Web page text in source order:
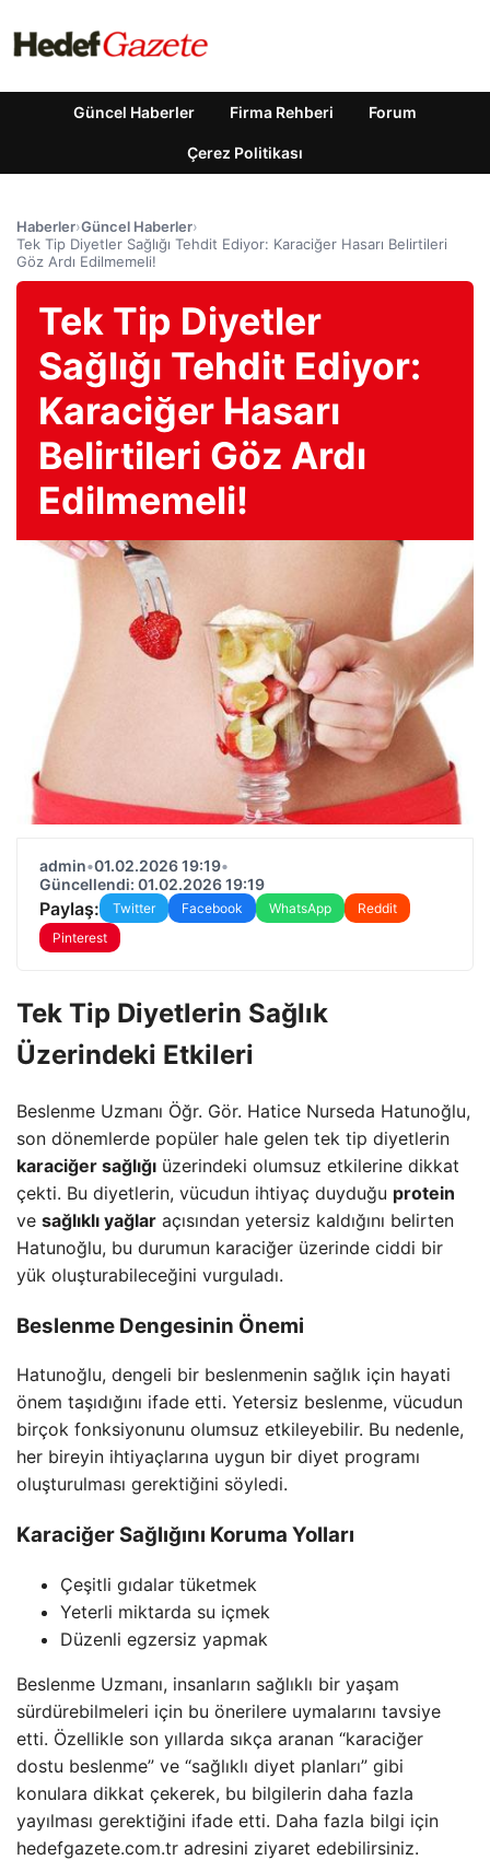
Güncel Haberler Firma Rehberi Forum
Çerez Politikası
Haberler›Güncel Haberler›
Tek Tip Diyetler Sağlığı Tehdit Ediyor: Karaciğer Hasarı Belirtileri
Göz Ardı Edilmemeli!
Tek Tip Diyetler
Sağlığı Tehdit Ediyor:
Karaciğer Hasarı
Belirtileri Göz Ardı
Edilmemeli!
admin•01.02.2026 19:19•
Güncellendi: 01.02.2026 19:19
Paylaş: Twitter Facebook WhatsApp
Reddit
Pinterest
Tek Tip Diyetlerin Sağlık
Üzerindeki Etkileri
Beslenme Uzmanı Öğr. Gör. Hatice Nurseda Hatunoğlu,
son dönemlerde popüler hale gelen tek tip diyetlerin
karaciğer sağlığı üzerindeki olumsuz etkilerine dikkat
çekti. Bu diyetlerin, vücudun ihtiyaç duyduğu protein
ve sağlıklı yağlar açısından yetersiz kaldığını belirten
Hatunoğlu, bu durumun karaciğer üzerinde ciddi bir
yük oluşturabileceğini vurguladı.
Beslenme Dengesinin Önemi
Hatunoğlu, dengeli bir beslenmenin sağlık için hayati
önem taşıdığını ifade etti. Yetersiz beslenme, vücudun
birçok fonksiyonunu olumsuz etkileyebilir. Bu nedenle,
her bireyin ihtiyaçlarına uygun bir diyet programı
oluşturulması gerektiğini söyledi.
Karaciğer Sağlığını Koruma Yolları
Çeşitli gıdalar tüketmek
Yeterli miktarda su içmek
Düzenli egzersiz yapmak
Beslenme Uzmanı, insanların sağlıklı bir yaşam
sürdürebilmeleri için bu önerilere uymalarını tavsiye
etti. Özellikle son yıllarda sıkça aranan “karaciğer
dostu beslenme” ve “sağlıklı diyet planları” gibi
konulara dikkat çekerek, bu bilgilerin daha fazla
yayılması gerektiğini ifade etti. Daha fazla bilgi için
hedefgazete.com.tr adresini ziyaret edebilirsiniz.